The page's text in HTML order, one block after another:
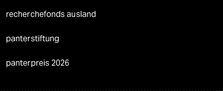
recherchefonds ausland
panterstiftung
panterpreis 2026